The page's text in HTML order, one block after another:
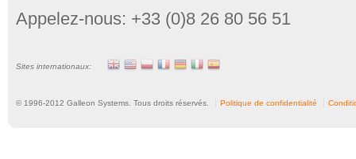
Appelez-nous: +33 (0)8 26 80 56 51
Sites internationaux:
© 1996-2012 Galleon Systems. Tous droits réservés. Politique de confidentialité